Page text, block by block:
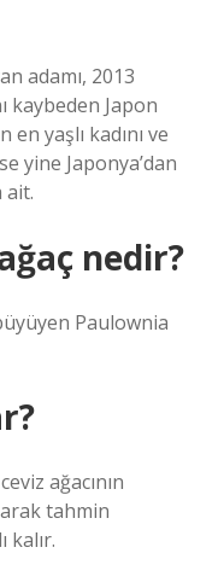
adamı, 2013
kaybeden Japon
yaşlı kadını ve
yine Japonya’dan
ait.
nedir?
Paulownia
ağacının
tahmin
kalır.